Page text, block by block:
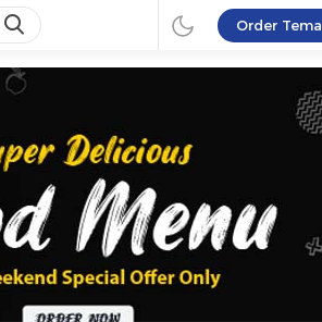
Order Tema